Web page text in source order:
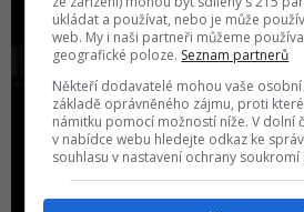
ukládat a používat, nebo je může
web. My i naši partneři můžeme
geografické poloze. Seznam partnerů
Někteří dodavatelé mohou vaše
základě oprávněného zájmu, proti
námitku pomocí možností níže. V dolní
v nabídce webu hledejte odkaz ke
souhlasu v nastavení ochrany